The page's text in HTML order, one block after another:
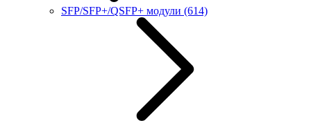
SFP/SFP+/QSFP+ модули (614)